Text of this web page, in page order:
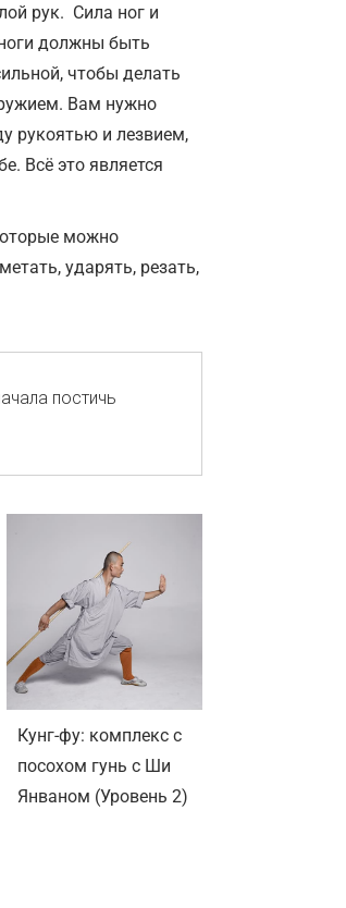
рук. Сила ног и
должны быть
чтобы делать
Вам нужно
рукоятью и лезвием,
Всё это является
можно
ударять, резать,
постичь
Кунг-фу: комплекс с
посохом гунь с Ши
Янваном (Уровень 2)